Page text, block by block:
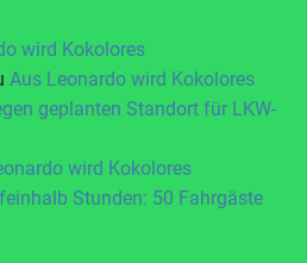
wird Kokolores
Aus Leonardo wird Kokolores
geplanten Standort für LKW-
wird Kokolores
Stunden: 50 Fahrgäste